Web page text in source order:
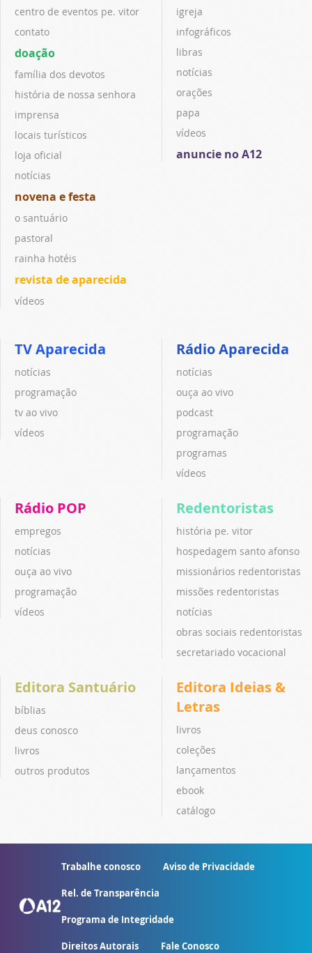
centro de eventos pe. vitor
contato
doação
família dos devotos
história de nossa senhora
imprensa
locais turísticos
loja oficial
notícias
novena e festa
o santuário
pastoral
rainha hotéis
revista de aparecida
vídeos
igreja
infográficos
libras
notícias
orações
papa
vídeos
anuncie no A12
TV Aparecida
notícias
programação
tv ao vivo
vídeos
Rádio Aparecida
notícias
ouça ao vivo
podcast
programação
programas
vídeos
Rádio POP
empregos
notícias
ouça ao vivo
programação
vídeos
Redentoristas
história pe. vitor
hospedagem santo afonso
missionários redentoristas
missões redentoristas
notícias
obras sociais redentoristas
secretariado vocacional
Editora Santuário
bíblias
deus conosco
livros
outros produtos
Editora Ideias &
Letras
livros
coleções
lançamentos
ebook
catálogo
Trabalhe conosco Aviso de Privacidade
Rel. de Transparência
Programa de Integridade
Direitos Autorais Fale Conosco